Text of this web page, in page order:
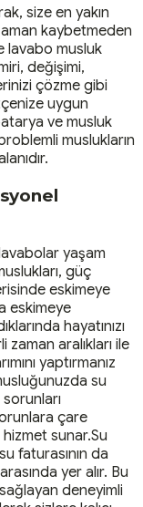
size en yakın
kaybetmeden
lavabo musluk
değişimi,
çözme gibi
uygun
ve musluk
muslukların
yaşam
güç
eskimeye
eskimeye
hayatınızı
aralıkları ile
yaptırmanız
su
sorunları
çare
sunar.Su
faturasının da
yer alır. Bu
deneyimli